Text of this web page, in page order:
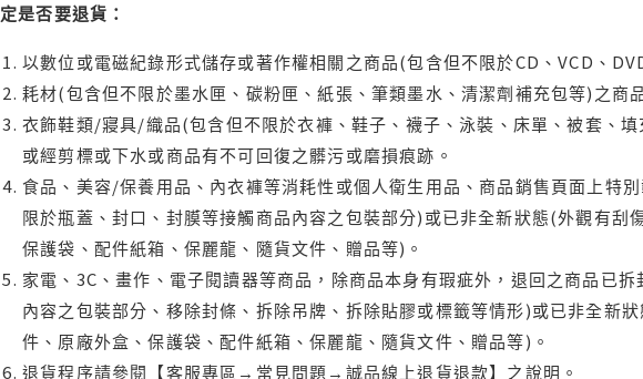
定是否要退貨：
以數位或電磁紀錄形式儲存或著作權相關之商品(包含但不限於CD、VCD、
耗材(包含但不限於墨水匣、碳粉匣、紙張、筆類墨水、清潔劑補充包等)之商
衣飾鞋類/寢具/織品(包含但不限於衣褲、鞋子、襪子、泳裝、床單、被套、
或經剪標或下水或商品有不可回復之髒污或磨損痕跡。
食品、美容/保養用品、內衣褲等消耗性或個人衛生用品、商品銷售頁面上特
限於瓶蓋、封口、封膜等接觸商品內容之包裝部分)或已非全新狀態(外觀有刮
保護袋、配件紙箱、保麗龍、隨貨文件、贈品等)。
家電、3C、畫作、電子閱讀器等商品，除商品本身有瑕疵外，退回之商品已
內容之包裝部分、移除封條、拆除吊牌、拆除貼膠或標籤等情形)或已非全新
件、原廠外盒、保護袋、配件紙箱、保麗龍、隨貨文件、贈品等)。
退貨程序請參閱【客服專區→常見問題→誠品線上退貨退款】之說明。